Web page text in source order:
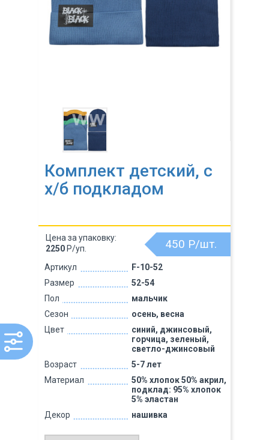
Комплект детский, с
х/б подкладом
Артикул
F-10-52
Размер
52-54
Пол
мальчик
Сезон
осень, весна
Цвет
синий, джинсовый,
горчица, зеленый,
светло-джинсовый
Возраст
5-7 лет
Материал
50% хлопок 50% акрил,
подклад: 95% хлопок
5% эластан
Декор
нашивка
450 Р/шт.
Цена за упаковку:
2250 Р/уп.